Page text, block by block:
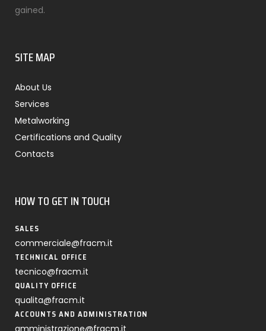
gained.
SITE MAP
About Us
Services
Metalworking
Certifications and Quality
Contacts
HOW TO GET IN TOUCH
SALES
commerciale@fracm.it
TECHNICAL OFFICE
tecnico@fracm.it
QUALITY OFFICE
qualita@fracm.it
ACCOUNTS AND ADMINISTRATION
amministrazione@fracm.it